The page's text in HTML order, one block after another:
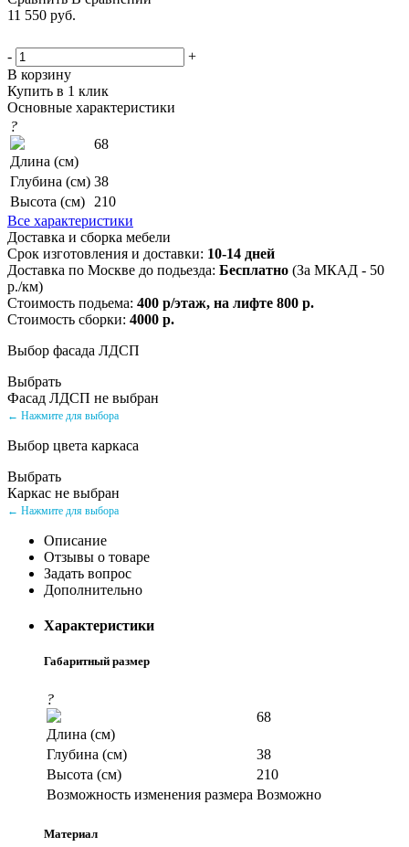
11 550 руб.
-
+
В корзину
Купить в 1 клик
Основные характеристики
?
Длина (см)
68
Глубина (см) 38
Высота (см)
210
Все характеристики
Доставка и сборка мебели
Срок изготовления и доставки: 10-14 дней
Доставка по Москве до подьезда: Бесплатно (За МКАД - 50
р./км)
Стоимость подьема: 400 р/этаж, на лифте 800 р.
Стоимость сборки: 4000 р.
Выбор фасада ЛДСП
Выбрать
Фасад ЛДСП не выбран
← Нажмите для выбора
Выбор цвета каркаса
Выбрать
Каркас не выбран
← Нажмите для выбора
Описание
Отзывы о товаре
Задать вопрос
Дополнительно
Характеристики
Габаритный размер
?
Длина (см)
68
Глубина (см)
38
Высота (см)
210
Возможность изменения размера Возможно
Материал